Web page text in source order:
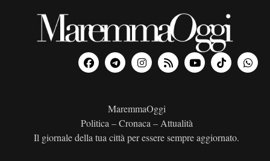
MaremmaOggi
Politica – Cronaca – Attualità
Il giornale della tua città per essere sempre aggiornato.